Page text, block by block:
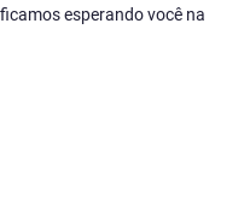
esperando você na